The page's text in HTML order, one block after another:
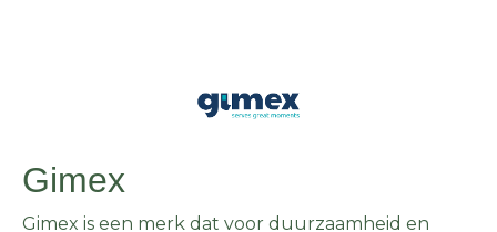
Gimex
Gimex is een merk dat voor duurzaamheid en